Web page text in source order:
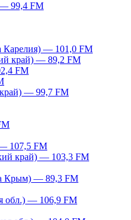
— 99,4 FM
Карелия) — 101,0 FM
край) — 89,2 FM
FM
край) — 99,7 FM
107,5 FM
край) — 103,3 FM
Крым) — 89,3 FM
обл.) — 106,9 FM